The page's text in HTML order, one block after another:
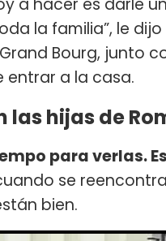
la familia”, le
Bourg, junto
entrar a la casa.
las hijas de
para verlas.
se
bien.